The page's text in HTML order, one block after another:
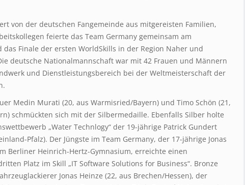
von der deutschen Fangemeinde aus mitgereisten Familien,
feierte das Team Germany gemeinsam am
das Finale der ersten WorldSkills in der Region Naher und
deutsche Nationalmannschaft war mit 42 Frauen und Männern
und Dienstleistungsbereich bei der Weltmeisterschaft der
Medin Murati (20, aus Warmisried/Bayern) und Timo Schön (21,
schmückten sich mit der Silbermedaille. Ebenfalls Silber holte
„Water Technlogy“ der 19-jährige Patrick Gundert
Pfalz). Der Jüngste im Team Germany, der 17-jährige Jonas
Berliner Heinrich-Hertz-Gymnasium, erreichte einen
Platz im Skill „IT Software Solutions for Business“. Bronze
Jonas Heinze (22, aus Brechen/Hessen), der